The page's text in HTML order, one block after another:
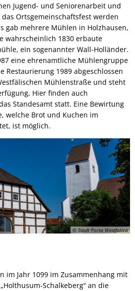
Jugend- und Seniorenarbeit und
Ortsgemeinschaftsfest werden
gab mehrere Mühlen in Holzhausen,
wahrscheinlich 1830 erbaute
ein sogenannter Wall-Holländer.
eine ehrenamtliche Mühlengruppe
Restaurierung 1989 abgeschlossen
Mühlenstraße und steht
Hier finden auch
Standesamt statt. Eine Bewirtung
welche Brot und Kuchen im
ist möglich.
© Stadt Porta Westfalica
im Jahr 1099 im Zusammenhang mit
Schalkeberg“ an die